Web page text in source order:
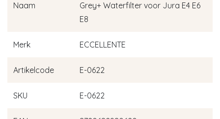
Naam
Grey+ Waterfilter voor Jura E4 E6
E8
Merk ECCELLENTE
Artikelcode E-0622
SKU E-0622